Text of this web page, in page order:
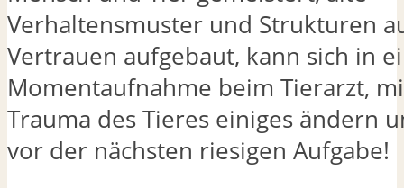
Verhaltensmuster und Strukturen
Vertrauen aufgebaut, kann sich in
Momentaufnahme beim Tierarzt,
Trauma des Tieres einiges ändern
vor der nächsten riesigen Aufgabe!